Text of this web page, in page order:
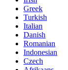
Greek
Turkish
Italian
Danish
Romanian
Indonesian
Czech